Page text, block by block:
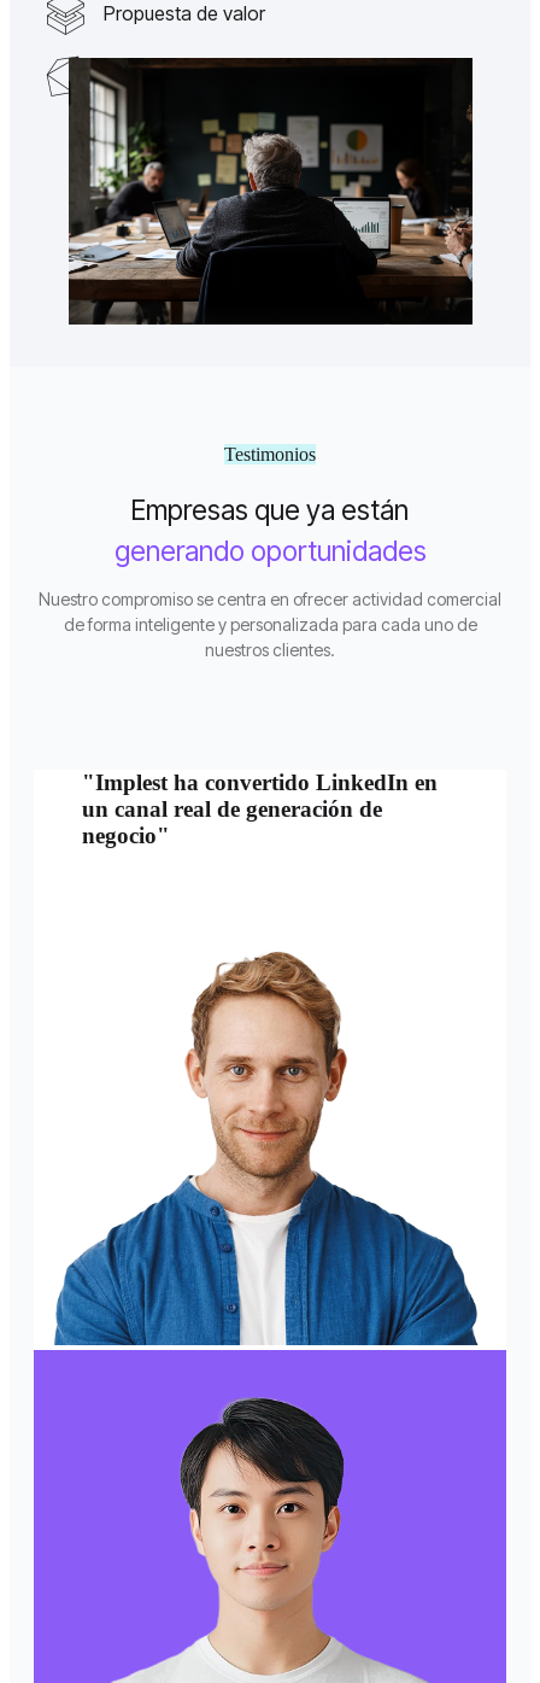
Propuesta de valor
Disponibilidad agenda
Testimonios
Empresas que ya están
generando oportunidades
Nuestro compromiso se centra en ofrecer actividad comercial
de forma inteligente y personalizada para cada uno de
nuestros clientes.
"Implest ha convertido LinkedIn en
un canal real de generación de
negocio"